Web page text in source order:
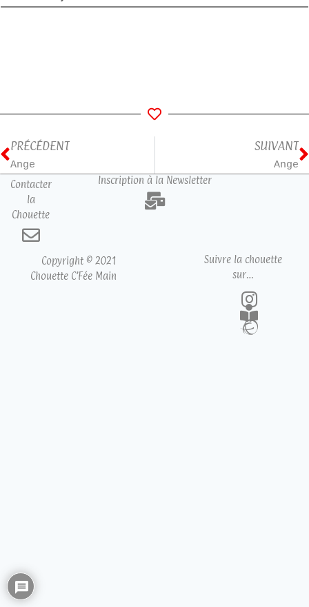
PRÉCÉDENT
Ange
SUIVANT
Ange
Contacter
la
Chouette
Inscription à la Newsletter
Copyright © 2021
Chouette C’Fée Main
Suivre la chouette
sur…